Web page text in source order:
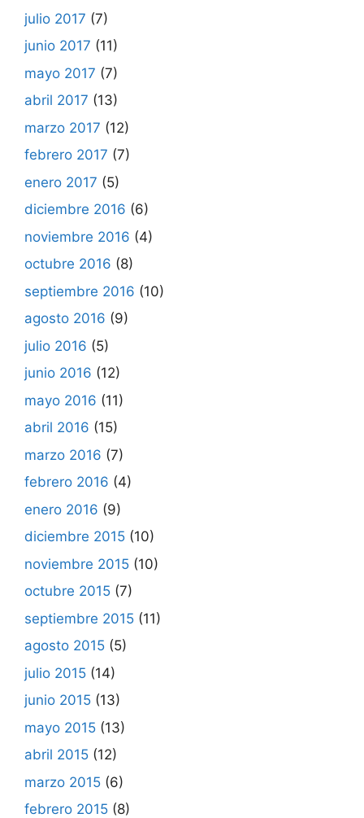
julio 2017 (7)
junio 2017 (11)
mayo 2017 (7)
abril 2017 (13)
marzo 2017 (12)
febrero 2017 (7)
enero 2017 (5)
diciembre 2016 (6)
noviembre 2016 (4)
octubre 2016 (8)
septiembre 2016 (10)
agosto 2016 (9)
julio 2016 (5)
junio 2016 (12)
mayo 2016 (11)
abril 2016 (15)
marzo 2016 (7)
febrero 2016 (4)
enero 2016 (9)
diciembre 2015 (10)
noviembre 2015 (10)
octubre 2015 (7)
septiembre 2015 (11)
agosto 2015 (5)
julio 2015 (14)
junio 2015 (13)
mayo 2015 (13)
abril 2015 (12)
marzo 2015 (6)
febrero 2015 (8)